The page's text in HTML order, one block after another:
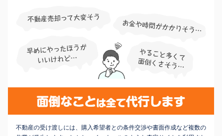
不動産の受け渡しには、購入希望者との条件交渉や書面作成など複数の